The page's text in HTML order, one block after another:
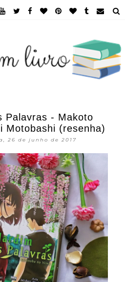
Palavras - Makoto
Motobashi (resenha)
26 de junho de 2017